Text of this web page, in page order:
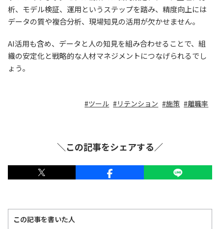
析、モデル検証、運用というステップを踏み、精度向上には
データの質や複合分析、現場知見の活用が欠かせません。
AI活用も含め、データと人の知見を組み合わせることで、組
織の安定化と戦略的な人材マネジメントにつなげられるでし
ょう。
ツール リテンション 施策 離職率
＼この記事をシェアする／
この記事を書いた人